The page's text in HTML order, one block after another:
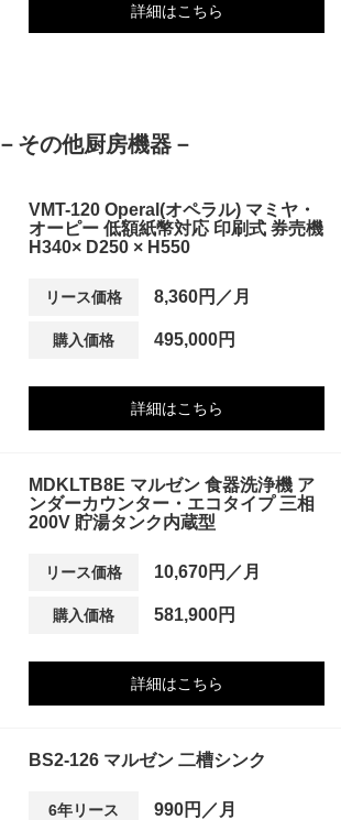
詳細はこちら
－その他厨房機器－
VMT-120 Operal(オペラル) マミヤ・
オーピー 低額紙幣対応 印刷式 券売機
H340× D250 × H550
リース価格 8,360円／月
購入価格 495,000円
詳細はこちら
MDKLTB8E マルゼン 食器洗浄機 ア
ンダーカウンター・エコタイプ 三相
200V 貯湯タンク内蔵型
リース価格 10,670円／月
購入価格 581,900円
詳細はこちら
BS2-126 マルゼン 二槽シンク
6年リース 990円／月